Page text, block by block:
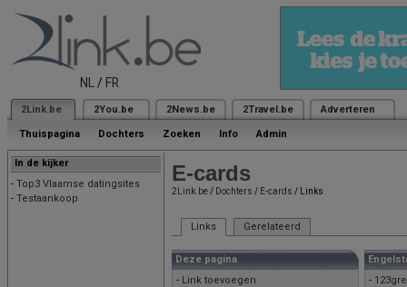
NL / FR
2Link.be 2You.be 2News.be 2Travel.be Adverteren
Thuispagina Dochters Zoeken Info Admin
In de kijker
- Top3 Vlaamse datingsites
- Testaankoop
E-cards
2Link.be/ Dochters / E-cards / Links
Links Gerelateerd
Deze pagina
- Link toevoegen
-